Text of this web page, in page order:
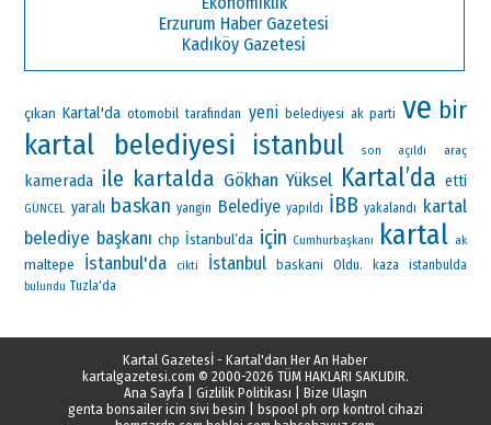
Erzurum Haber Gazetesi
Kadıköy Gazetesi
çıkan Kartal'da otomobil tarafından yeni belediyesi ak parti ve bir
kartal belediyesi istanbul son açıldı araç
kamerada ile kartalda Gökhan Yüksel Kartal’da etti
GÜNCEL yaralı baskan yangin Belediye yapıldı İBB yakalandı kartal
belediye başkanı chp İstanbul’da için Cumhurbaşkanı kartal ak
maltepe İstanbul'da cikti İstanbul baskani Oldu. kaza istanbulda
bulundu Tuzla'da
Kartal Gazetesİ - Kartal'dan Her An Haber
kartalgazetesi.com © 2000-2026 TÜM HAKLARI SAKLIDIR.
Ana Sayfa| Gizlilik Politikası
Bize Ulaşın
genta bonsailer icin sivi besin
bspool ph orp kontrol cihazi